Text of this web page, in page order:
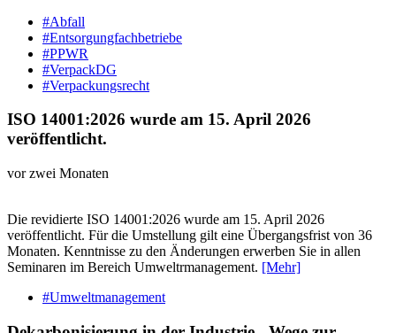
#Abfall
#Entsorgungfachbetriebe
#PPWR
#VerpackDG
#Verpackungsrecht
ISO 14001:2026 wurde am 15. April 2026
veröffentlicht.
vor zwei Monaten
Die revidierte ISO 14001:2026 wurde am 15. April 2026
veröffentlicht. Für die Umstellung gilt eine Übergangsfrist von 36
Monaten. Kenntnisse zu den Änderungen erwerben Sie in allen
Seminaren im Bereich Umweltrmanagement. [Mehr]
#Umweltmanagement